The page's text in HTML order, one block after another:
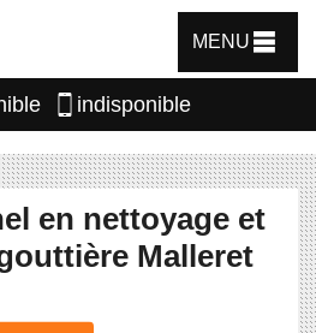
MENU
indisponible
en nettoyage et
Malleret